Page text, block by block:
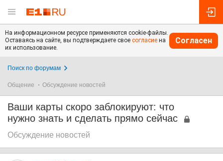
На информационном ресурсе применяются cookie-файлы.
Оставаясь на сайте, вы подтверждаете свое согласие на
их использование.
Согласен
Поиск по форумам
Общение Обсуждение новостей
Ваши карты скоро заблокируют: что
нужно знать и сделать прямо сейчас
Обсуждение новостей